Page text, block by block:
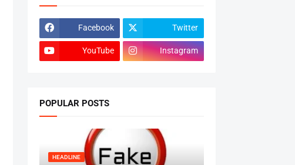
Facebook Twitter
YouTube Instagram
POPULAR POSTS
HEADLINE